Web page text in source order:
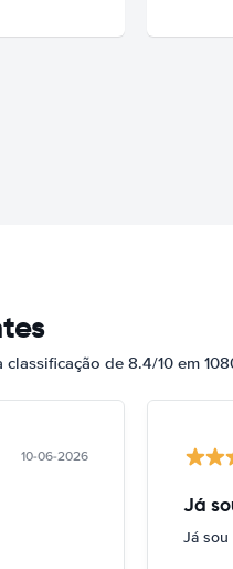
de 8.4/10 em
10-06-2026
Já
Já sou